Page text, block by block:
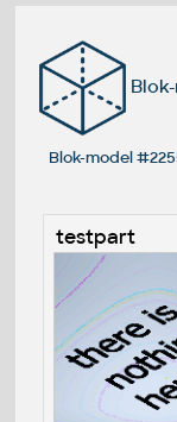
Blok-model
testpart